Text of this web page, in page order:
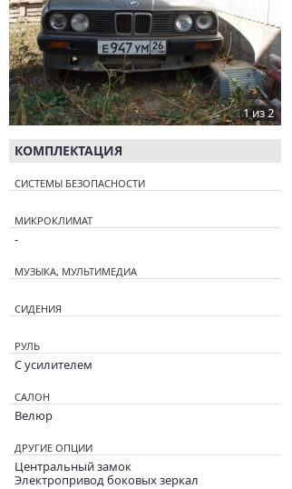
1 из 2
КОМПЛЕКТАЦИЯ
СИСТЕМЫ БЕЗОПАСНОСТИ
МИКРОКЛИМАТ
-
МУЗЫКА, МУЛЬТИМЕДИА
СИДЕНИЯ
РУЛЬ
С усилителем
САЛОН
Велюр
ДРУГИЕ ОПЦИИ
Центральный замок
Электропривод боковых зеркал